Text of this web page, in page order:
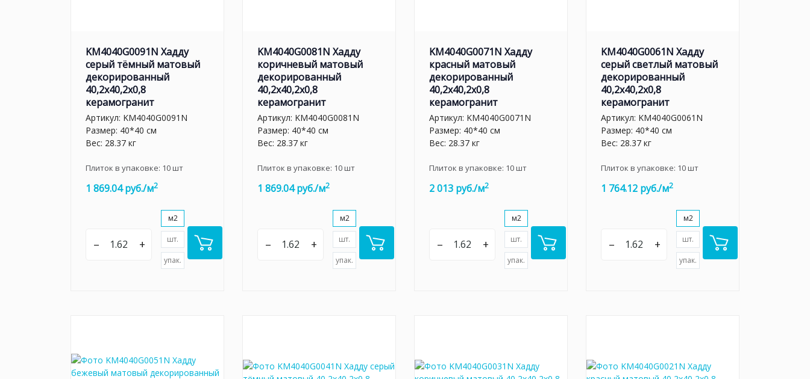
KM4040G0091N Хадду
серый тёмный матовый
декорированный
40,2x40,2x0,8
керамогранит
Артикул: KM4040G0091N
Размер: 40*40 см
Вес: 28.37 кг
Плиток в упаковке: 10шт
1 869.04 руб./м2
– +
м2
шт.
упак.
KM4040G0081N Хадду
коричневый матовый
декорированный
40,2x40,2x0,8
керамогранит
Артикул: KM4040G0081N
Размер: 40*40 см
Вес: 28.37 кг
Плиток в упаковке: 10шт
1 869.04 руб./м2
– +
м2
шт.
упак.
KM4040G0071N Хадду
красный матовый
декорированный
40,2x40,2x0,8
керамогранит
Артикул: KM4040G0071N
Размер: 40*40 см
Вес: 28.37 кг
Плиток в упаковке: 10шт
2 013 руб./м2
– +
м2
шт.
упак.
KM4040G0061N Хадду
серый светлый матовый
декорированный
40,2x40,2x0,8
керамогранит
Артикул: KM4040G0061N
Размер: 40*40 см
Вес: 28.37 кг
Плиток в упаковке: 10шт
1 764.12 руб./м2
– +
м2
шт.
упак.